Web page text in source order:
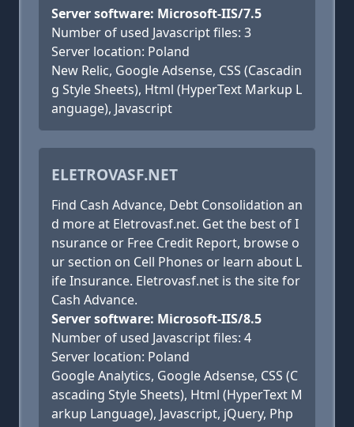
Server software: Microsoft-IIS/7.5
Number of used Javascript files: 3
Server location: Poland
New Relic, Google Adsense, CSS (Cascadin
g Style Sheets), Html (HyperText Markup L
anguage), Javascript
ELETROVASF.NET
Find Cash Advance, Debt Consolidation an
d more at Eletrovasf.net. Get the best of I
nsurance or Free Credit Report, browse o
ur section on Cell Phones or learn about L
ife Insurance. Eletrovasf.net is the site for
Cash Advance.
Server software: Microsoft-IIS/8.5
Number of used Javascript files: 4
Server location: Poland
Google Analytics, Google Adsense, CSS (C
ascading Style Sheets), Html (HyperText M
arkup Language), Javascript, jQuery, Php